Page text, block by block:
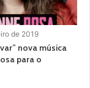
de 2019
nova música
para o